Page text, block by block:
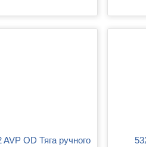
53205 AVP UJ Тяга